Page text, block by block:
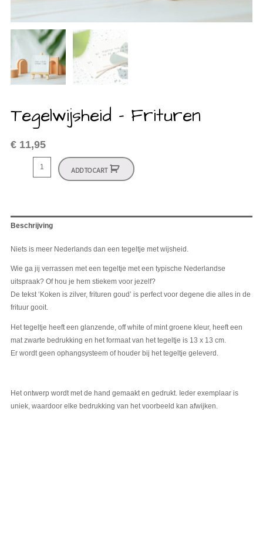
Tegelwijsheid – Frituren
€ 11,95
ADD TO CART
Beschrijving
Niets is meer Nederlands dan een tegeltje met wijsheid.
Wie ga jij verrassen met een tegeltje met een typische Nederlandse
uitspraak? Of hou je hem stiekem voor jezelf?
De tekst ‘Koken is zilver, frituren goud’ is perfect voor degene die alles in de
frituur gooit.
Het tegeltje heeft een glanzende, off white of mint groene kleur, heeft een
mat zwarte bedrukking en het formaat van het tegeltje is 13 x 13 cm.
Er wordt geen ophangsysteem of houder bij het tegeltje geleverd.
Het ontwerp wordt met de hand gemaakt en gedrukt. Ieder exemplaar is
uniek, waardoor elke bedrukking van het voorbeeld kan afwijken.